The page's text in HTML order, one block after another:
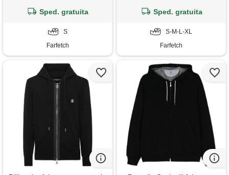
Sped. gratuita
S
Farfetch
Sped. gratuita
S-M-L-XL
Farfetch